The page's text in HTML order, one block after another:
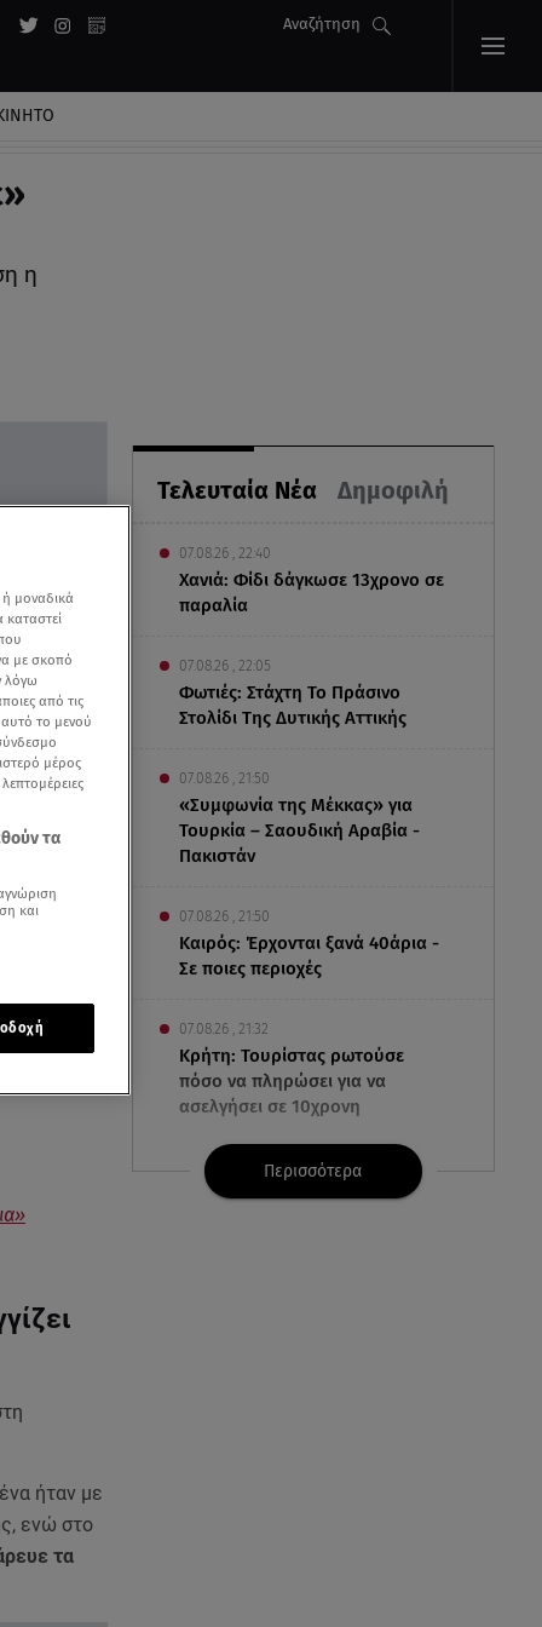
Αναζήτηση
η
Τελευταία Νέα Δημοφιλή
07.08.26 , 22:40
Χανιά: Φίδι δάγκωσε 13χρονο σε
παραλία
07.08.26 , 22:05
Φωτιές: Στάχτη Το Πράσινο
Στολίδι Της Δυτικής Αττικής
07.08.26 , 21:50
«Συμφωνία της Μέκκας» για
Τουρκία – Σαουδική Αραβία -
Πακιστάν
07.08.26 , 21:50
Καιρός: Έρχονται ξανά 40άρια -
Σε ποιες περιοχές
07.08.26 , 21:32
Κρήτη: Τουρίστας ρωτούσε
πόσο να πληρώσει για να
ασελγήσει σε 10χρονη
07.08.26 , 21:17
Κλήρωση Eurojackpot
Περισσότερα
και
και τον
ήταν με
ενώ στο
τα
μοναδικά
με σκοπό
λόγω
από τις
αυτό το μενού
μέρος
τα
και